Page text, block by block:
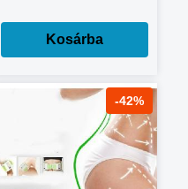
Kosárba
-42%